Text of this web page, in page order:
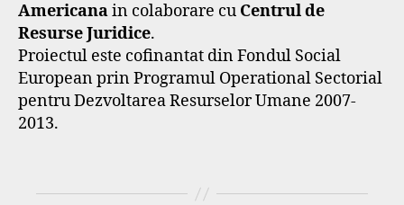
Americanain colaborare cu Centrul de
Resurse Juridice.
Proiectul este cofinantat din Fondul Social
European prin Programul Operational Sectorial
pentru Dezvoltarea Resurselor Umane 2007-
2013.